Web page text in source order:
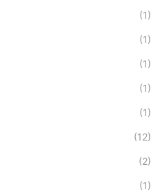
(1)
(1)
(1)
(1)
(1)
(12)
(2)
(1)